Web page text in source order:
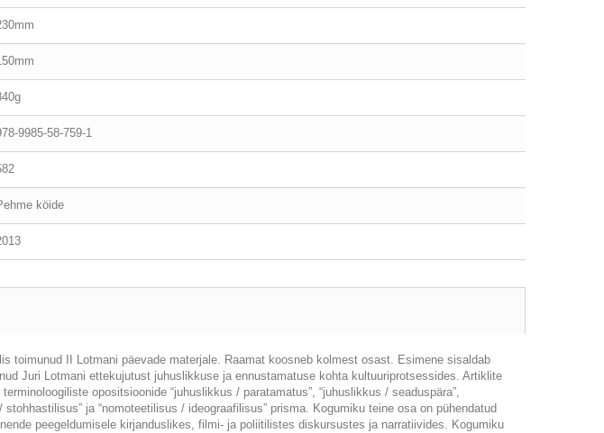
9985-58-759-1
köide
toimunud II Lotmani päevade materjale. Raamat koosneb kolmest osast. Esimene sisaldab
Juri Lotmani ettekujutust juhuslikkuse ja ennustamatuse kohta kultuuriprotsessides. Artiklite
opositsioonide “juhuslikkus / paratamatus”, “juhuslikkus / seaduspära”,
stohhastilisus” ja “nomoteetilisus / ideograafilisus” prisma. Kogumiku teine osa on pühendatud
peegeldumisele kirjanduslikes, filmi- ja poliitilistes diskursustes ja narratiivides. Kogumiku